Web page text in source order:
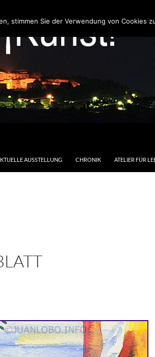
AUSSTELLUNG CHRONIK ATELIER FÜR
stimmen Sie der Verwendung von Cookies